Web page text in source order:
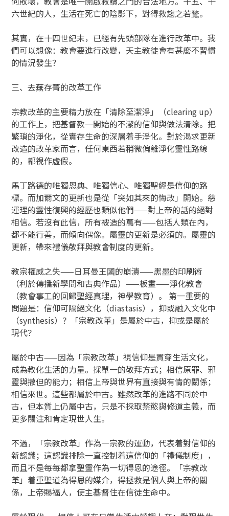
六世紀的人，生活在死亡的陰影下，對得救趨之若鶩。
其實，在十四世紀末，已經有先頭部隊在進行改革中。我
們可以想像：教會要進行改變，天主教徒會有甚麼不習慣
的情況發生？
三、去蕪存菁的改革工作
宗教改革的主要精力放在「清除至潔淨」（clearing up）
的工作上，把基督教一開始的不潔的信仰與做法清除。把
繁瑣的淨化，從實存生命的深層着手淨化。對於渴求更新
改造的改革家而言，任何東西若稍微偏離淨化靈性路線
的，都視作虛假。
馬丁路德的唯獨恩典、唯獨信心、唯獨聖經是信仰的路
標。而加爾文的更新也是從「突如其來的悔改」開始。慈
運理的靈性復興的經歷也類似他們——對上帝的話的絕對
相信。若沒有此信，所有被造的萬有——包括人類在內，
都不能行善，而傾向偶像。屬靈的更新是必須的。屬靈的
更新，帶來禮儀敬拜與教會制度的更新。
教宗權威之失——日耳曼王國的崩潰——黑墨的印刷術
（利於傳播新學問和古典作品）——板畫——淨化教會
（教會事工的回歸聖經真理，神學教育）。 第一重要的
問題是：信仰可隔絕文化（diastasis），抑或融入文化中
（synthesis）？「宗教改革」是屬於中古，抑或是屬於
現代？
屬於中古——因為「宗教改革」視信仰是貫穿生活文化，
成為教化生活的力量。採單一的敬拜方式；相信原罪、邪
靈與撒但的能力；相信上帝與世界有直接與有情的關係；
相信來世。這些都屬於中古。雖然改革的進路不同於中
古，但本質上仍屬中古，只是不採取禁慾與修道主義，而
更多關注和肯定現世人生。
不過，「宗教改革」作為一宗教的運動，代表着對信仰的
新認識；這認識排除一直控制着這信仰的「禮儀制度」，
而且不是每每都拿聖靈作為一切得恩的途徑。「宗教改
革」着重聖道為得恩的媒介，得拯救是個人與上帝的關
係，上帝賜福人，使主基督住在信徒生命中。